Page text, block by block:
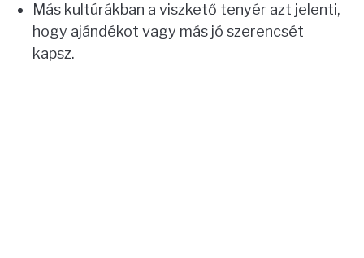
Más kultúrákban a viszkető tenyér azt jelenti,
hogy ajándékot vagy más jó szerencsét
kapsz.